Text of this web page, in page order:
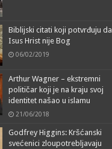
Biblijski citati koji potvrđuju da
Isus Hrist nije Bog
06/02/2019
Arthur Wagner – ekstremni
političar koji je na kraju svoj
identitet našao u islamu
21/06/2018
Godfrey Higgins: Kršćanski
svećenici zloupotrebljavaju